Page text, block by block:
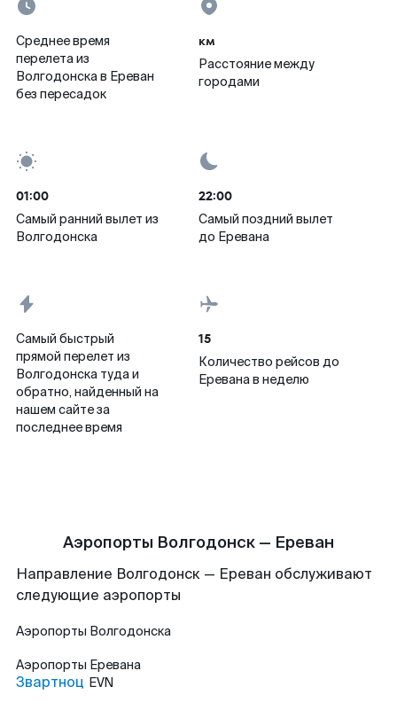
Среднее время
перелета из
Волгодонска в Ереван
без пересадок
км
Расстояние между
городами
01:00
Самый ранний вылет из
Волгодонска
22:00
Самый поздний вылет
до Еревана
Самый быстрый
прямой перелет из
Волгодонска туда и
обратно, найденный на
нашем сайте за
последнее время
15
Количество рейсов до
Еревана в неделю
Аэропорты Волгодонск — Ереван
Направление Волгодонск — Ереван обслуживают
следующие аэропорты
Аэропорты Волгодонска
Аэропорты Еревана
Звартноц EVN